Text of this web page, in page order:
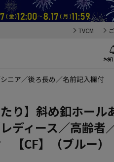
TVCM
お
ニア／後ろ長め／名前記入欄付
たり】斜め釦ホー
ディース／高齢者
CF】（ブルー）